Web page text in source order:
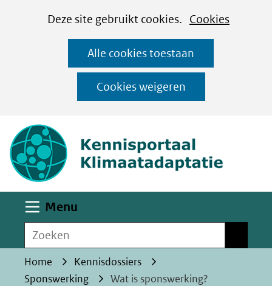
CookiesDeze site gebruikt cookies. Cookies
op
deze
website
worden
toegestaan
geweigerd.
Alle cookies toestaan
Cookies weigeren
Ga
naar
de
inhoud
Menu
Zoeken
Home
Kennisdossiers
Sponswerking
Wat is sponswerking?